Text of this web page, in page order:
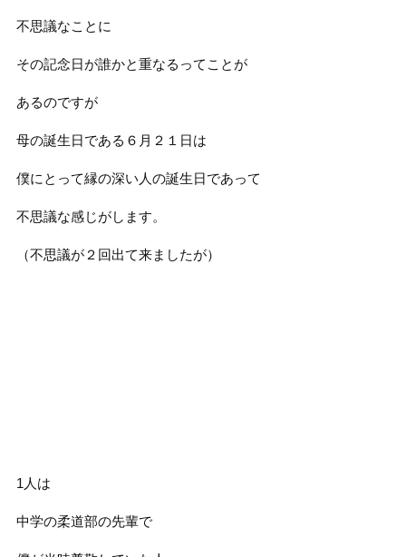
不思議なことに
その記念日が誰かと重なるってことが
あるのですが
母の誕生日である６月２１日は
僕にとって縁の深い人の誕生日であって
不思議な感じがします。
（不思議が２回出て来ましたが）
1人は
中学の柔道部の先輩で